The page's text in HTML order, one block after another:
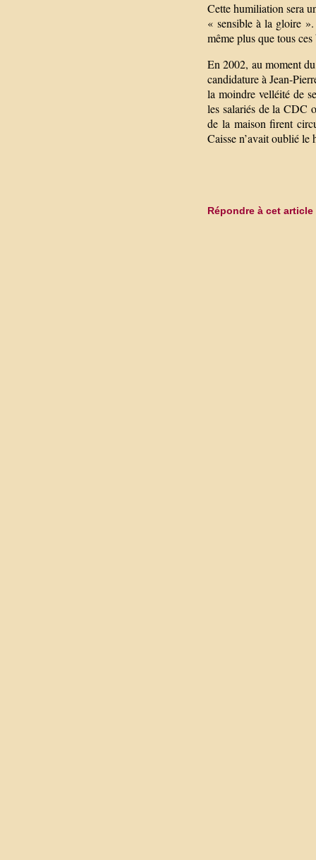
Cette humiliation sera
« sensible à la gloire ».
même plus que tous
En 2002, au moment
candidature à Jean-
la moindre velléité de
les salariés de la CDC
de la maison firent
Caisse n’avait oublié le
Répondre à cet article